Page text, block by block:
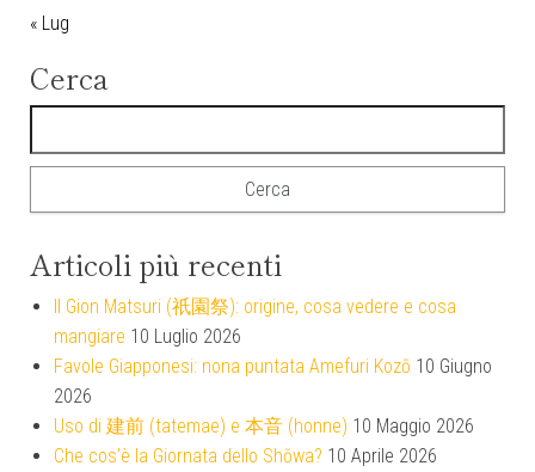
« Lug
Cerca
Articoli più recenti
Il Gion Matsuri (祇園祭): origine, cosa vedere e cosa
mangiare 10 Luglio 2026
Favole Giapponesi: nona puntata Amefuri Kozō 10 Giugno
2026
Uso di 建前 (tatemae) e 本音 (honne) 10 Maggio 2026
Che cos’è la Giornata dello Shōwa? 10 Aprile 2026